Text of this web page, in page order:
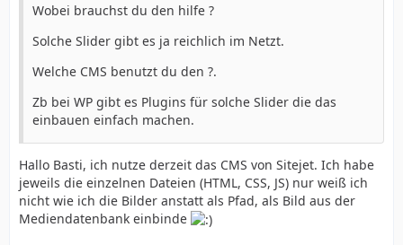
Wobei brauchst du den hilfe ?
Solche Slider gibt es ja reichlich im Netzt.
Welche CMS benutzt du den ?.
Zb bei WP gibt es Plugins für solche Slider die das
einbauen einfach machen.
Hallo Basti, ich nutze derzeit das CMS von Sitejet. Ich habe
jeweils die einzelnen Dateien (HTML, CSS, JS) nur weiß ich
nicht wie ich die Bilder anstatt als Pfad, als Bild aus der
Mediendatenbank einbinde